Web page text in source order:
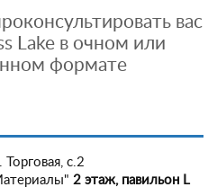
вас
Lake в очном или
формате
с.2
2 этаж, павильон L